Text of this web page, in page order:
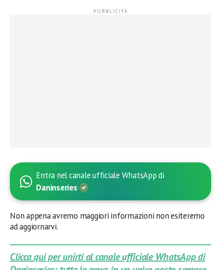
Entra nel canale ufficiale WhatsApp di
Daninseries
Non appena avremo maggiori informazioni non esiteremo
ad aggiornarvi.
Clicca qui per unirti al canale ufficiale WhatsApp di